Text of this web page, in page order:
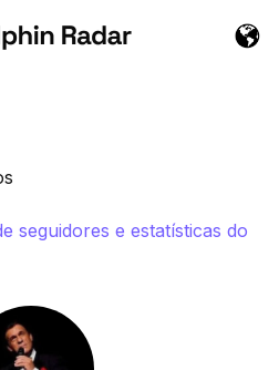
seguidores e estatísticas do